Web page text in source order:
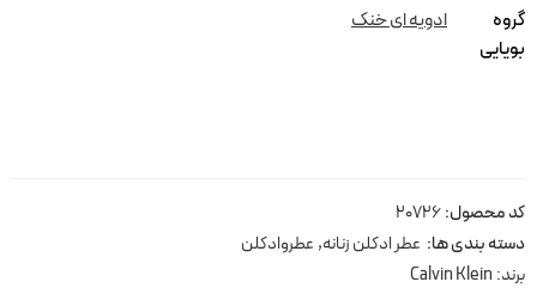
گروه
بویایی
ادویه ای خنک
کد محصول:20726
دسته بندی ها: عطر ادکلن زنانه, عطروادکلن
برند: Calvin Klein